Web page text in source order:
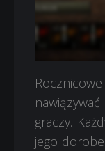
graczy.
jego